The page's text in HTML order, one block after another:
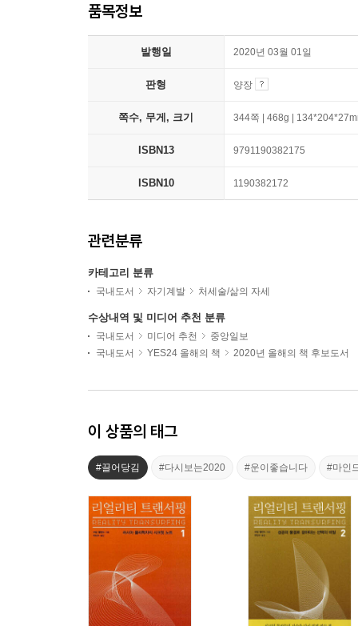
품목정보
발행일 2020년 03월 01일
판형 양장
쪽수, 무게, 크기 344쪽 | 468g |
ISBN13 9791190382175
ISBN10 1190382172
관련분류
카테고리 분류
국내도서 자기계발 처세술/삶의 자세
수상내역 및 미디어 추천 분류
국내도서 미디어 추천
중앙일보
국내도서
YES24 올해의 책 2020년 올해의 책 후보도서
이 상품의 태그
#끌어당김 #다시보는2020 #운이좋습니다 #마인